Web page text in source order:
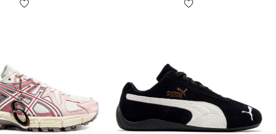
ЧТО КАСАЕТСЯ АМОРТИЗАЦИИ :
современная подошва с
снижение веса подошвы и обуви в целом). Ставшая уже
классикой подметка с характерным рисунком в виде осевых
точек pivot — круглые узоры, изначально разработанные для
того, что бы сделать устойчивым движение резкого
разворота вокруг оси пятки или носка. В области пятки на